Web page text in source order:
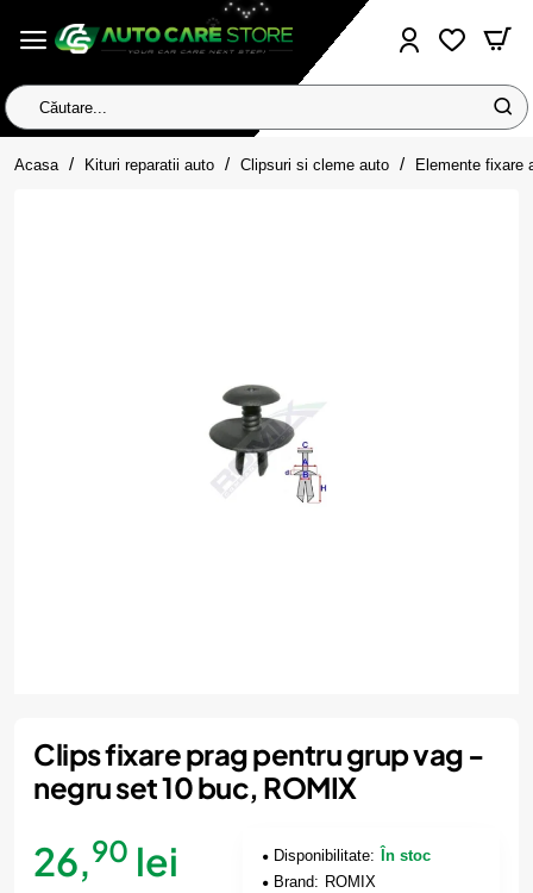
Căutare...
Acasa homeKituri reparatii auto Clipsuri si cleme auto Elemente fixare
Clips fixare prag pentru grup vag -
negru set 10 buc, ROMIX
26,90 lei Disponibilitate:
În stoc
Brand: ROMIX